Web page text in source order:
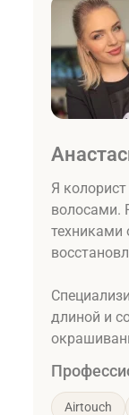
Я
волосами.
техниками
длиной и
Airtouch